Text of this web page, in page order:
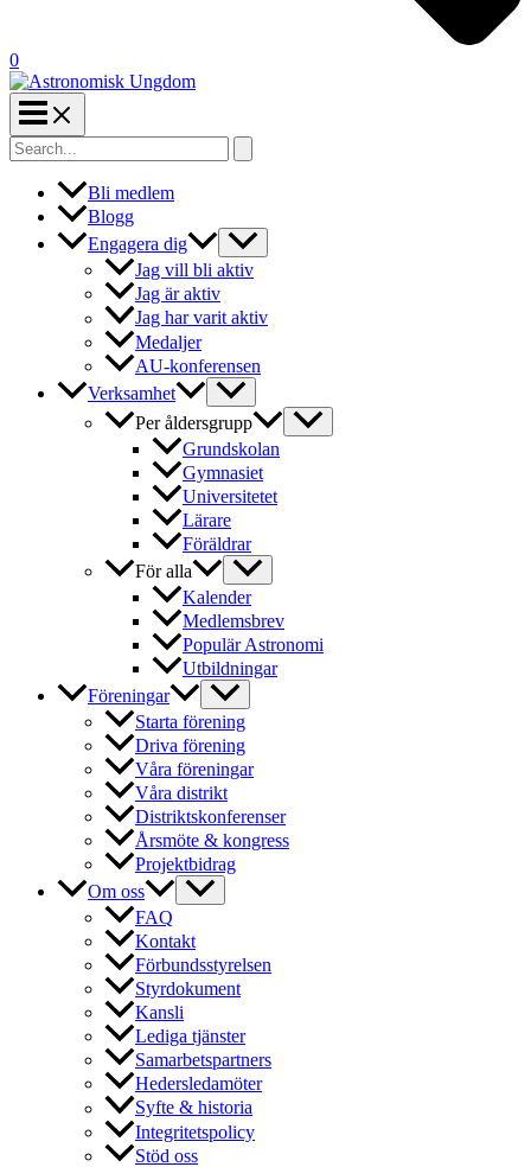
0
Search
for:
Bli medlem
Blogg
Engagera dig
Jag vill bli aktiv
Jag är aktiv
Jag har varit aktiv
Medaljer
AU-konferensen
Verksamhet
Per åldersgrupp
Grundskolan
Gymnasiet
Universitetet
Lärare
Föräldrar
För alla
Kalender
Medlemsbrev
Populär Astronomi
Utbildningar
Föreningar
Starta förening
Driva förening
Våra föreningar
Våra distrikt
Distriktskonferenser
Årsmöte & kongress
Projektbidrag
Om oss
FAQ
Kontakt
Förbundsstyrelsen
Styrdokument
Kansli
Lediga tjänster
Samarbetspartners
Hedersledamöter
Syfte & historia
Integritetspolicy
Stöd oss